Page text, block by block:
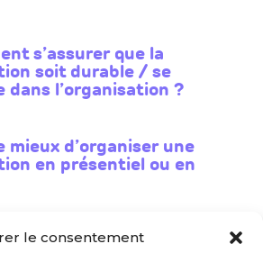
le consentement
s’assurer que la
soit durable / se
dans l’organisation ?
mieux d’organiser une
en présentiel ou en
impliquer les